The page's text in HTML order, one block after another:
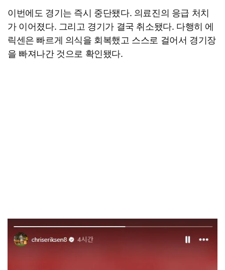
이번에도 경기는 즉시 중단됐다. 의료진의 응급 처치
가 이어졌다. 그리고 경기가 결국 취소됐다. 다행히 에
릭센은 빠르게 의식을 회복했고 스스로 걸어서 경기장
을 빠져나간 것으로 확인됐다.